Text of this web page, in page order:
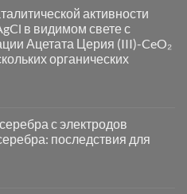
активности
в видимом свете с
Ацетата Церия (III)-CeO₂
органических
с электродов
последствия для